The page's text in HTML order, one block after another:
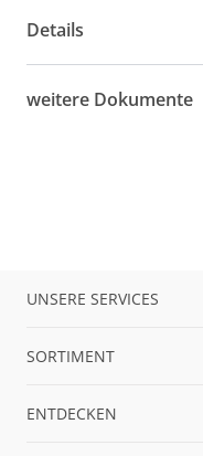
Details
weitere Dokumente
UNSERE SERVICES
SORTIMENT
ENTDECKEN